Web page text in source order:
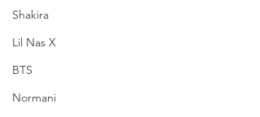
Shakira
Lil Nas X
BTS
Normani